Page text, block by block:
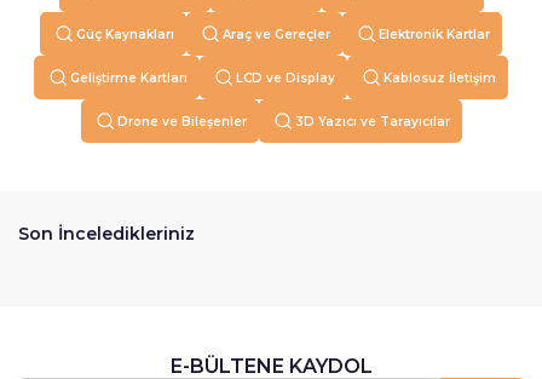
Güç Kaynakları Araç ve Gereçler Elektronik Kartlar
Geliştirme Kartları LCD ve Display Kablosuz İletişim
Drone ve Bileşenler 3D Yazıcı ve Tarayıcılar
Son İnceledikleriniz
E-BÜLTENE KAYDOL